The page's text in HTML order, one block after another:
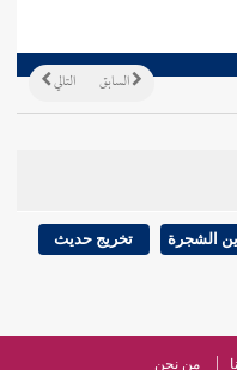
التالي السابق
الشجرة تخريج حديث
من نحن